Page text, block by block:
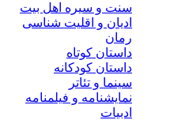
سنت و سیره اهل بیت
ادیان و اقلیت شناسی
رمان
داستان کوتاه
داستان کودکانه
سینما و تئاتر
نمایشنامه و فیلمنامه
ادبیات